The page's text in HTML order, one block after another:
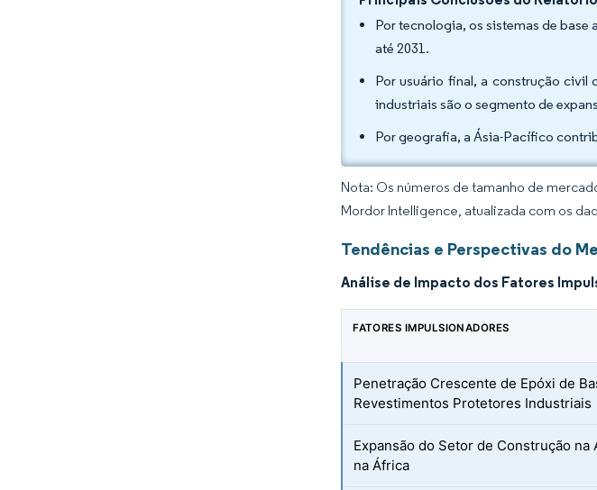
Por tecnologia, os sistemas de base
até 2031.
Por usuário final, a construção civil
industriais são o segmento de
Por geografia, a Ásia-Pacífico
Nota: Os números de tamanho de
Mordor Intelligence, atualizada com os
Tendências e Perspectivas do
Análise de Impacto dos Fatores
FATORES IMPULSIONADORES
Penetração Crescente de Epóxi de
Revestimentos Protetores Industriais
Expansão do Setor de Construção na
na África